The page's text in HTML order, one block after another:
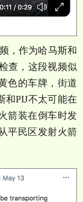
，作为哈马斯和
查，这段视频似
色的车牌，街道
和PIJ不太可能在
箭装在倒车时发
平民区发射火箭